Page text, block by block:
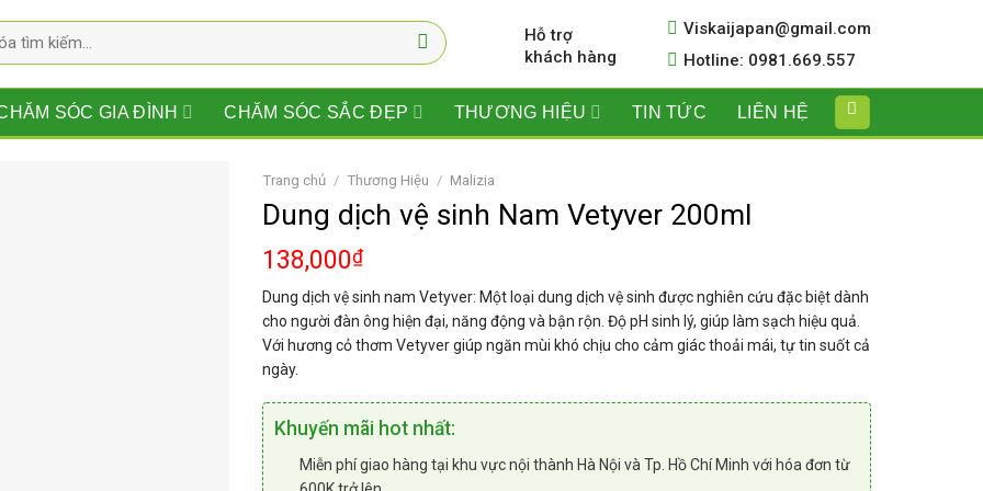
Hỗ trợ
khách hàng
Viskaijapan@gmail.com
Hotline: 0981.669.557
SÓC GIA ĐÌNH CHĂM SÓC SẮC ĐẸP THƯƠNG HIỆU TIN TỨC LIÊN HỆ
Trang chủ / Thương Hiệu / Malizia
Dung dịch vệ sinh Nam Vetyver 200ml
138,000₫
Dung dịch vệ sinh nam Vetyver: Một loại dung dịch vệ sinh được nghiên cứu đặc biệt dành
cho người đàn ông hiện đại, năng động và bận rộn. Độ pH sinh lý, giúp làm sạch hiệu quả.
Với hương cỏ thơm Vetyver giúp ngăn mùi khó chịu cho cảm giác thoải mái, tự tin suốt cả
ngày.
Khuyến mãi hot nhất:
Miễn phí giao hàng tại khu vực nội thành Hà Nội và Tp. Hồ Chí Minh với hóa đơn từ